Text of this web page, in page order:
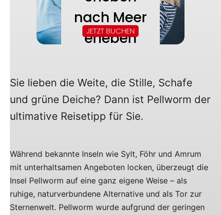
Sie lieben die Weite, die Stille, Schafe
und grüne Deiche? Dann ist Pellworm der
ultimative Reisetipp für Sie.
Während bekannte Inseln wie Sylt, Föhr und Amrum
mit unterhaltsamen Angeboten locken, überzeugt die
Insel Pellworm auf eine ganz eigene Weise – als
ruhige, naturverbundene Alternative und als Tor zur
Sternenwelt. Pellworm wurde aufgrund der geringen